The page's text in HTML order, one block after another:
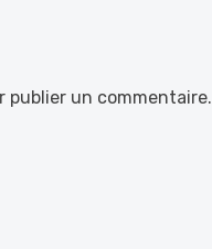
publier un commentaire.